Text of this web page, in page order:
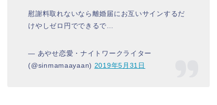
慰謝料取れないなら離婚届にお互いサインするだ
けやしゼロ円でできるで…
— あやせ恋愛・ナイトワークライター
(@sinmamaayaan) 2019年5月31日